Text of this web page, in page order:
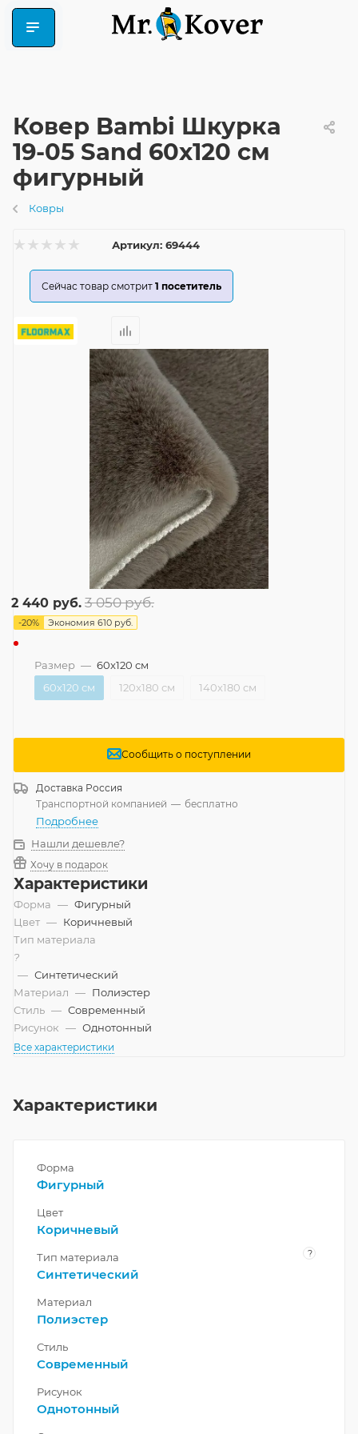
Ковер Bambi Шкурка
19-05 Sand 60x120 см
фигурный
Ковры
Артикул: 69444
Сейчас товар смотрит 1 посетитель
2 440 руб. 3 050руб.
-20% Экономия 610 руб.
Размер — 60x120 см
60x120 см
120x180 см 140x180 см
Сообщить о поступлении
Доставка Россия
Транспортной компанией — бесплатно
Подробнее
Нашли дешевле?
Хочу в подарок
Характеристики
Форма — Фигурный
Цвет — Коричневый
Тип материала
?
— Синтетический
Материал — Полиэстер
Стиль — Современный
Рисунок — Однотонный
Все характеристики
Характеристики
Форма
Фигурный
Цвет
Коричневый
Тип материала ?
Синтетический
Материал
Полиэстер
Стиль
Современный
Рисунок
Однотонный